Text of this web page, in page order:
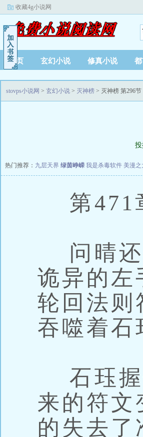
收藏4g小说网
首页 玄幻小说 修真小说
stovps小说网 > 玄幻小说 > 灭神榜 > 灭神榜 第296节
热门推荐： 九层天界 绿茵峥嵘 我是杀毒软件 美漫
第471
问晴还
诡异的左
轮回法则
吞噬着石
石珏握
来的符
的失去